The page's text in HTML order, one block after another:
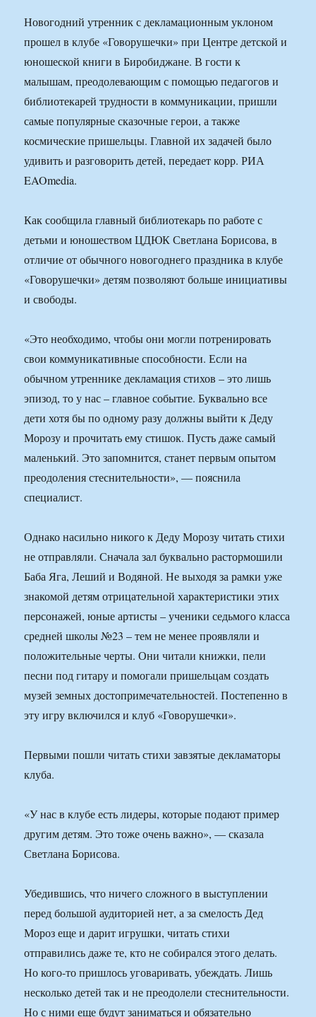
Новогодний утренник с декламационным уклоном
прошел в клубе «Говорушечки» при Центре детской и
юношеской книги в Биробиджане. В гости к
малышам, преодолевающим с помощью педагогов и
библиотекарей трудности в коммуникации, пришли
самые популярные сказочные герои, а также
космические пришельцы. Главной их задачей было
удивить и разговорить детей, передает корр. РИА
EAOmedia.
Как сообщила главный библиотекарь по работе с
детьми и юношеством ЦДЮК Светлана Борисова, в
отличие от обычного новогоднего праздника в клубе
«Говорушечки» детям позволяют больше инициативы
и свободы.
«Это необходимо, чтобы они могли потренировать
свои коммуникативные способности. Если на
обычном утреннике декламация стихов – это лишь
эпизод, то у нас – главное событие. Буквально все
дети хотя бы по одному разу должны выйти к Деду
Морозу и прочитать ему стишок. Пусть даже самый
маленький. Это запомнится, станет первым опытом
преодоления стеснительности», — пояснила
специалист.
Однако насильно никого к Деду Морозу читать стихи
не отправляли. Сначала зал буквально растормошили
Баба Яга, Леший и Водяной. Не выходя за рамки уже
знакомой детям отрицательной характеристики этих
персонажей, юные артисты – ученики седьмого класса
средней школы №23 – тем не менее проявляли и
положительные черты. Они читали книжки, пели
песни под гитару и помогали пришельцам создать
музей земных достопримечательностей. Постепенно в
эту игру включился и клуб «Говорушечки».
Первыми пошли читать стихи завзятые декламаторы
клуба.
«У нас в клубе есть лидеры, которые подают пример
другим детям. Это тоже очень важно», — сказала
Светлана Борисова.
Убедившись, что ничего сложного в выступлении
перед большой аудиторией нет, а за смелость Дед
Мороз еще и дарит игрушки, читать стихи
отправились даже те, кто не собирался этого делать.
Но кого-то пришлось уговаривать, убеждать. Лишь
несколько детей так и не преодолели стеснительности.
Но с ними еще будут заниматься и обязательно